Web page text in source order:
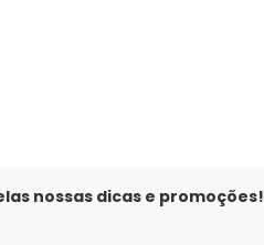
nossas dicas e promoções!